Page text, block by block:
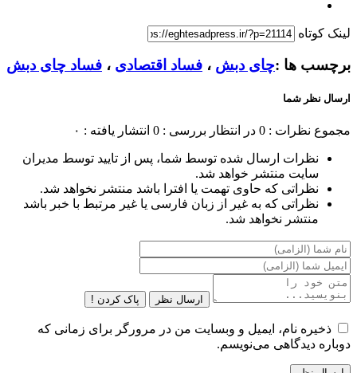
لینک کوتاه
برچسب ها :چای دبش ، فساد اقتصادی ، فساد چای دبش
ارسال نظر شما
مجموع نظرات : 0 در انتظار بررسی : 0 انتشار یافته : ۰
نظرات ارسال شده توسط شما، پس از تایید توسط مدیران
سایت منتشر خواهد شد.
نظراتی که حاوی تهمت یا افترا باشد منتشر نخواهد شد.
نظراتی که به غیر از زبان فارسی یا غیر مرتبط با خبر باشد
منتشر نخواهد شد.
ارسال نظر پاک کردن !
ذخیره نام، ایمیل و وبسایت من در مرورگر برای زمانی که
دوباره دیدگاهی می‌نویسم.